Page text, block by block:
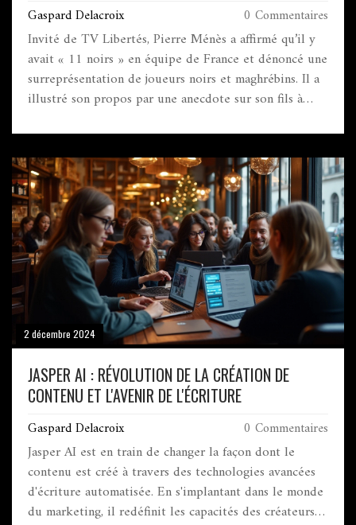
Gaspard Delacroix 0 Commentaires
Invité de TV Libertés, Pierre Ménès a affirmé qu’il y
avait « 11 noirs » en équipe de France et dénoncé une
surreprésentation de joueurs noirs et maghrébins. Il a
illustré son propos par une anecdote sur son fils à
Cissé l’a publiquement recadré. L’ex-chroniqueur de
Canal+ assume, mais divise.
2 décembre 2024
JASPER AI : RÉVOLUTION DE LA CRÉATION DE
CONTENU ET L'AVENIR DE L'ÉCRITURE
Gaspard Delacroix 0 Commentaires
Jasper AI est en train de changer la façon dont le
contenu est créé à travers des technologies avancées
d'écriture automatisée. En s'implantant dans le monde
du marketing, il redéfinit les capacités des créateurs